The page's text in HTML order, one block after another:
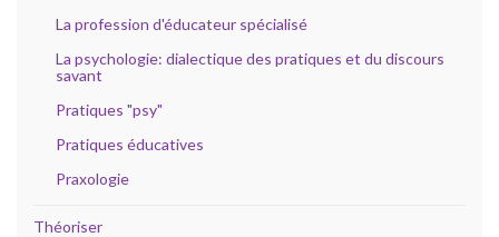
La profession d'éducateur spécialisé
La psychologie: dialectique des pratiques et du discours
savant
Pratiques "psy"
Pratiques éducatives
Praxologie
Théoriser